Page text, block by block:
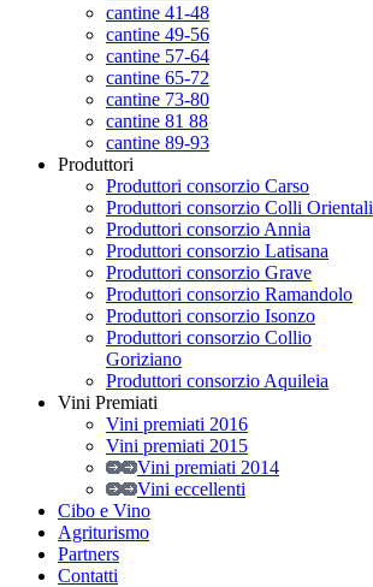
cantine 41-48
cantine 49-56
cantine 57-64
cantine 65-72
cantine 73-80
cantine 81 88
cantine 89-93
Produttori
Produttori consorzio Carso
Produttori consorzio Colli Orientali
Produttori consorzio Annia
Produttori consorzio Latisana
Produttori consorzio Grave
Produttori consorzio Ramandolo
Produttori consorzio Isonzo
Produttori consorzio Collio
Goriziano
Produttori consorzio Aquileia
Vini Premiati
Vini premiati 2016
Vini premiati 2015
Vini premiati 2014
Vini eccellenti
Cibo e Vino
Agriturismo
Partners
Contatti